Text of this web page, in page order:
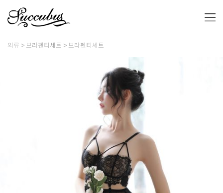
의류 브라펜티세트 브라펜티세트